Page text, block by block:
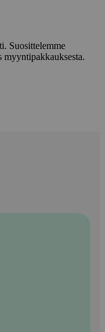
Suosittelemme
myyntipakkauksesta.